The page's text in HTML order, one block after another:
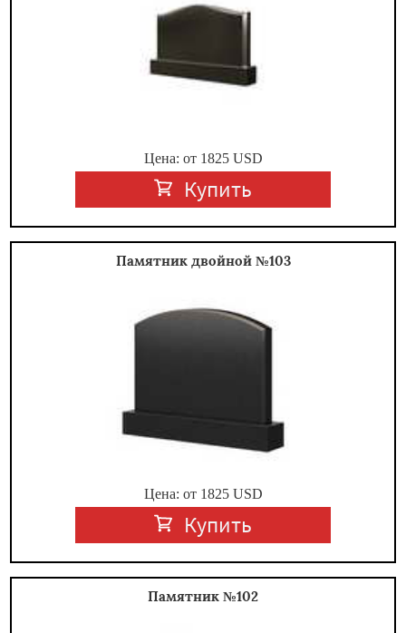
Цена: от 1825USD
Купить
Памятник двойной №103
Цена: от 1825USD
Купить
Памятник №102